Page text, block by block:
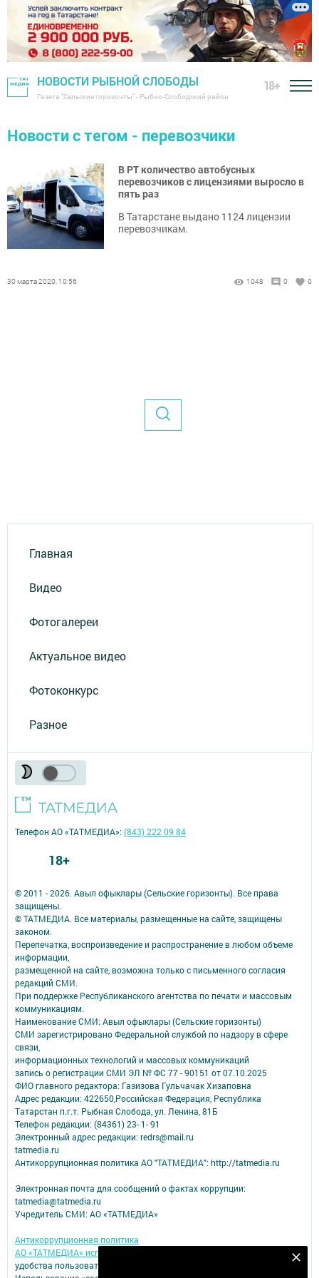
НОВОСТИ РЫБНОЙ СЛОБОДЫ
Газета "Сельские горизонты" - Рыбно-Слободский район
18+
Новости с тегом - перевозчики
В РТ количество автобусных
перевозчиков с лицензиями выросло в
пять раз
В Татарстане выдано 1124 лицензии
перевозчикам.
30 марта 2020, 10:56 1048 0 0
Главная
Видео
Фотогалереи
Актуальное видео
Фотоконкурс
Разное
© 2011 - 2026. Авыл офыклары (Сельские горизонты). Все права
защищены.
© ТАТМЕДИА. Все материалы, размещенные на сайте, защищены
законом.
Перепечатка, воспроизведение и распространение в любом объеме
информации,
размещенной на сайте, возможна только с письменного согласия
редакций СМИ.
При поддержке Республиканского агентства по печати и массовым
коммуникациям.
Наименование СМИ: Авыл офыклары (Сельские горизонты)
СМИ зарегистрировано Федеральной службой по надзору в сфере
связи,
информационных технологий и массовых коммуникаций
запись о регистрации СМИ ЭЛ № ФС 77 - 90151 от 07.10.2025
ФИО главного редактора: Газизова Гульчачак Хизаповна
Адрес редакции: 422650,Российская Федерация, Республика
Татарстан п.г.т. Рыбная Слобода, ул. Ленина, 81Б
Телефон редакции: (84361) 23- 1- 91
Электронный адрес редакции: redrs@mail.ru
tatmedia.ru
Антикоррупционная политика АО "ТАТМЕДИА": http://tatmedia.ru
Электронная почта для сообщений о фактах коррупции:
tatmedia@tatmedia.ru
Учредитель СМИ: АО «ТАТМЕДИА»
Антикоррупционная политика
АО «ТАТМЕДИА» использует «cookie»
для персонализации сервисов и
удобства пользователей сайтом.
Телефон АО «ТАТМЕДИА»:(843) 222 09 84
18+